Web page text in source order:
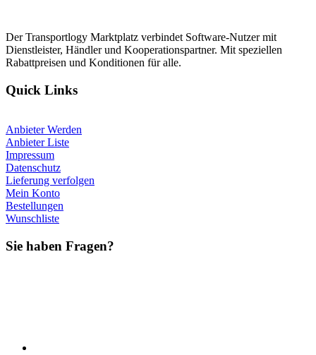
Der Transportlogy Marktplatz verbindet Software-Nutzer mit
Dienstleister, Händler und Kooperationspartner. Mit speziellen
Rabattpreisen und Konditionen für alle.
Quick Links
Anbieter Werden
Anbieter Liste
Impressum
Datenschutz
Lieferung verfolgen
Mein Konto
Bestellungen
Wunschliste
Sie haben Fragen?